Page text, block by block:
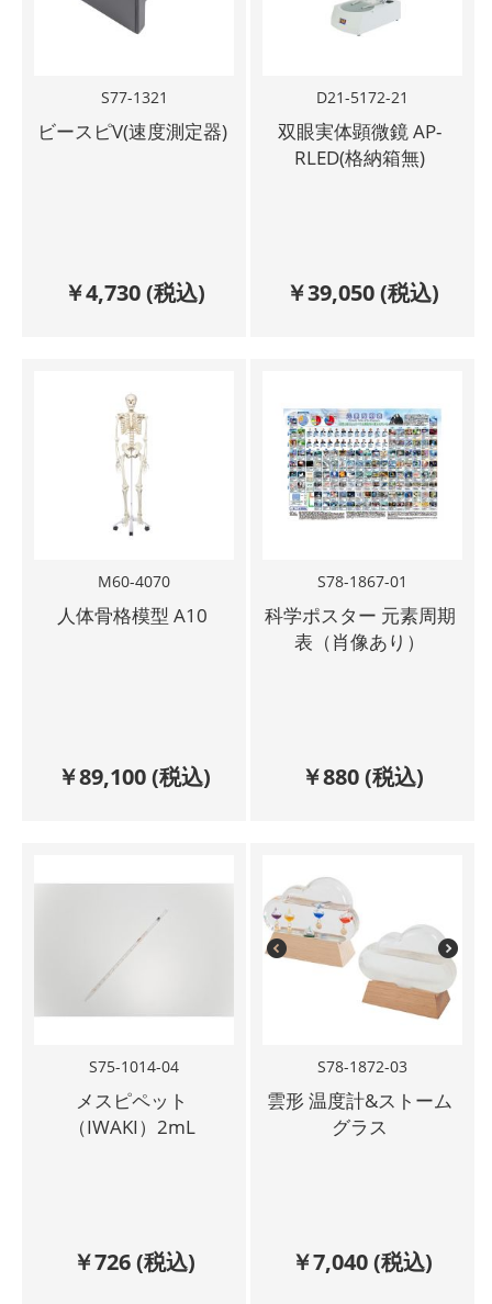
S77-1321
ビースピV(速度測定器)
￥4,730(税込)
D21-5172-21
双眼実体顕微鏡 AP-
RLED(格納箱無)
￥39,050(税込)
M60-4070
人体骨格模型 A10
￥89,100(税込)
S78-1867-01
科学ポスター 元素周期
表（肖像あり）
￥880(税込)
S75-1014-04
メスピペット
（IWAKI）2mL
￥726(税込)
S78-1872-03
雲形 温度計&ストーム
グラス
￥7,040(税込)